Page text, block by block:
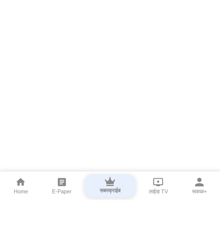
Home E-Paper सबस्क्राईब लाईव्ह TV सकाळ+